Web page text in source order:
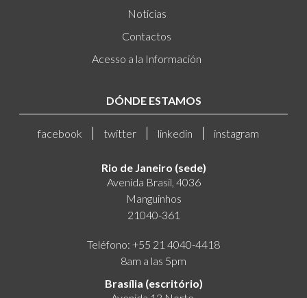
Noticias
Contactos
Acesso a la Información
DÓNDE ESTAMOS
facebook twitter linkedin instagram
Rio de Janeiro (sede)
Avenida Brasil, 4036
Manguinhos
21040-361
Teléfono: +55 21 4040-4418
8am a las 5pm
Brasília (escritório)